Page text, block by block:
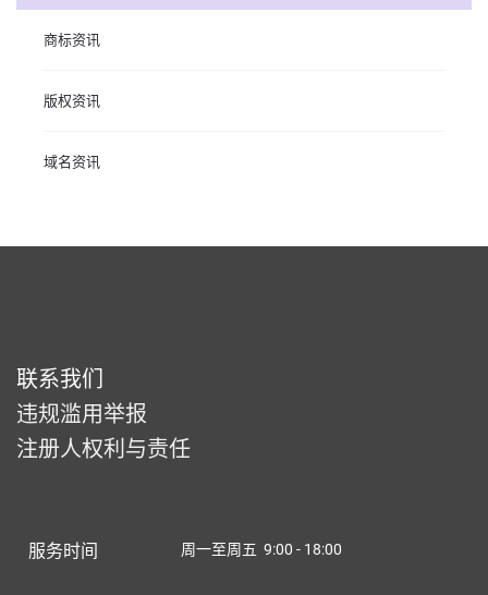
商标资讯
版权资讯
域名资讯
联系我们
违规滥用举报
注册人权利与责任
服务时间 周一至周五 9:00 - 18:00